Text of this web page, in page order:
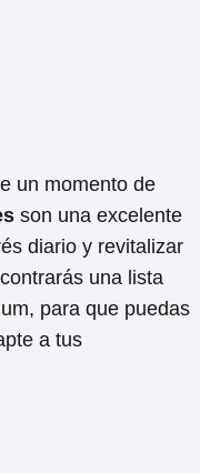
un momento de
son una excelente
diario y revitalizar
una lista
para que puedas
a tus